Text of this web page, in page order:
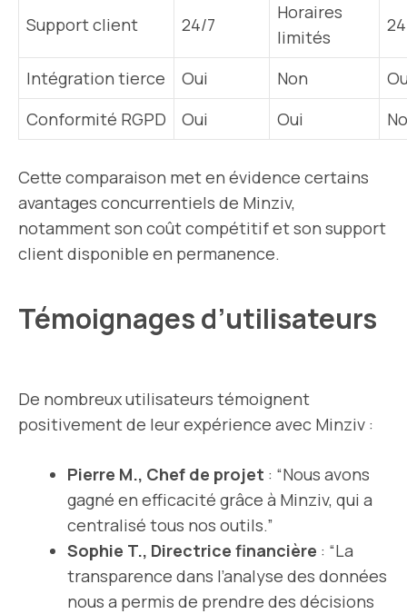
Support client 24/7
Horaires
limités
Intégration tierce Oui Non
Conformité RGPD
Oui Oui
Cette comparaison met en évidence certains
avantages concurrentiels de Minziv,
notamment son coût compétitif et son support
client disponible en permanence.
Témoignages d’utilisateurs
De nombreux utilisateurs témoignent
positivement de leur expérience avec Minziv :
Pierre M., Chef de projet : “Nous avons
gagné en efficacité grâce à Minziv, qui a
centralisé tous nos outils.”
Sophie T., Directrice financière : “La
transparence dans l’analyse des données
nous a permis de prendre des décisions